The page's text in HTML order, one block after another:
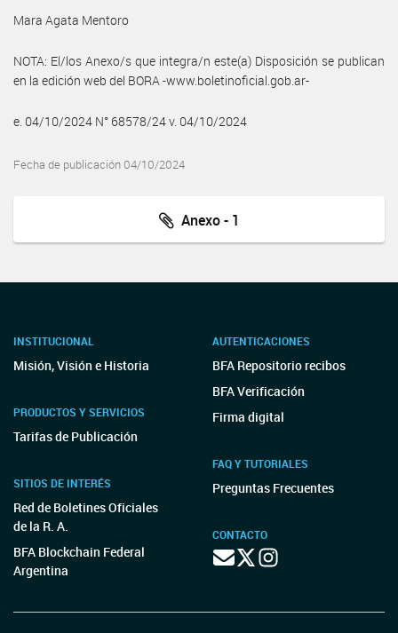
Mara Agata Mentoro
NOTA: El/los Anexo/s que integra/n este(a) Disposición se publican
en la edición web del BORA -www.boletinoficial.gob.ar-
e. 04/10/2024 N° 68578/24 v. 04/10/2024
Fecha de publicación 04/10/2024
Anexo - 1
INSTITUCIONAL
Misión, Visión e Historia
PRODUCTOS Y SERVICIOS
Tarifas de Publicación
SITIOS DE INTERÉS
Red de Boletines Oficiales
de la R. A.
BFA Blockchain Federal
Argentina
AUTENTICACIONES
BFA Repositorio recibos
BFA Verificación
Firma digital
FAQ Y TUTORIALES
Preguntas Frecuentes
CONTACTO